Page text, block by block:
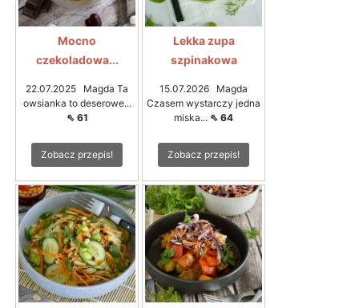
Mocno
czekoladowa...
22.07.2025 Magda Ta
owsianka to deserowe...
⇖ 61
Zobacz przepis!
Lekka zupa
szpinakowa
15.07.2026 Magda
Czasem wystarczy jedna
miska... ⇖ 64
Zobacz przepis!